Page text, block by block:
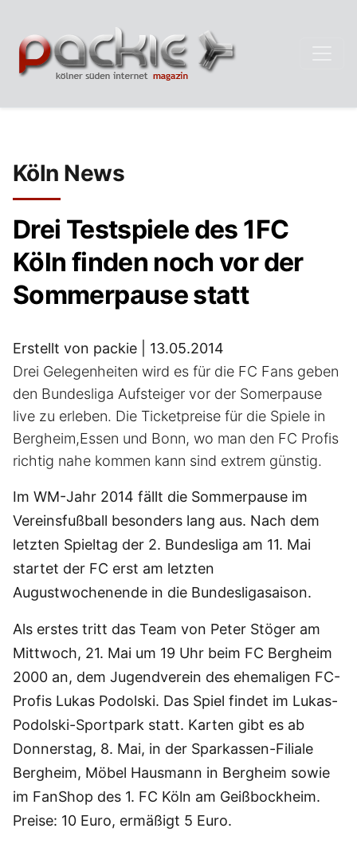
Köln News
Drei Testspiele des 1FC
Köln finden noch vor der
Sommerpause statt
Erstellt von packie | 13.05.2014
Drei Gelegenheiten wird es für die FC Fans geben
den Bundesliga Aufsteiger vor der Somerpause
live zu erleben. Die Ticketpreise für die Spiele in
Bergheim,Essen und Bonn, wo man den FC Profis
richtig nahe kommen kann sind extrem günstig.
Im WM-Jahr 2014 fällt die Sommerpause im
Vereinsfußball besonders lang aus. Nach dem
letzten Spieltag der 2. Bundesliga am 11. Mai
startet der FC erst am letzten
Augustwochenende in die Bundesligasaison.
Als erstes tritt das Team von Peter Stöger am
Mittwoch, 21. Mai um 19 Uhr beim FC Bergheim
2000 an, dem Jugendverein des ehemaligen FC-
Profis Lukas Podolski. Das Spiel findet im Lukas-
Podolski-Sportpark statt. Karten gibt es ab
Donnerstag, 8. Mai, in der Sparkassen-Filiale
Bergheim, Möbel Hausmann in Bergheim sowie
im FanShop des 1. FC Köln am Geißbockheim.
Preise: 10 Euro, ermäßigt 5 Euro.